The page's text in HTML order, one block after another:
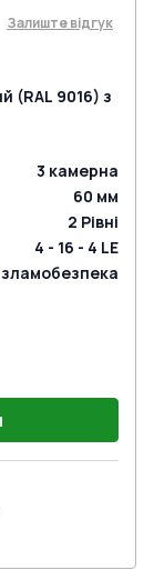
Залиште відгук
(RAL 9016) з
3 камерна
60 мм
2 Рівні
4 - 16 - 4 LE